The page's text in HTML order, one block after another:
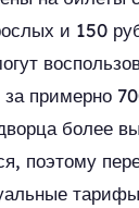
и 150
примерно
более
поэтому